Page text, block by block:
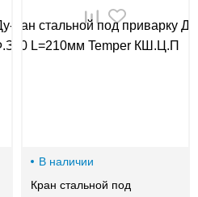
В наличии
Кран стальной под